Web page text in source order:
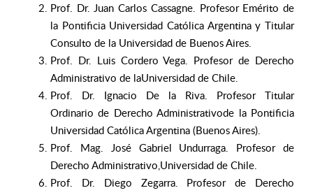
Prof. Dr. Juan Carlos Cassagne. Profesor Emérito de
la Pontificia Universidad Católica Argentina y Titular
Consulto de la Universidad de Buenos Aires.
Prof. Dr. Luis Cordero Vega. Profesor de Derecho
Administrativo de laUniversidad de Chile.
Prof. Dr. Ignacio De la Riva. Profesor Titular
Ordinario de Derecho Administrativode la Pontificia
Universidad Católica Argentina (Buenos Aires).
Prof. Mag. José Gabriel Undurraga. Profesor de
Derecho Administrativo,Universidad de Chile.
Prof. Dr. Diego Zegarra. Profesor de Derecho